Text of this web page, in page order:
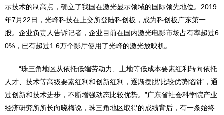
示技术的制高点，确立了我国在激光显示领域的国际领先地位。2019
年7月22日，光峰科技在上交所登陆科创板，成为科创板广东第一
股。企业负责人告诉记者，企业目前在国内激光电影市场占有率超过6
0%，已有超过1.6万个影厅使用了光峰的激光放映机。
“珠三角地区从依托低端劳动力、土地等低成本要素红利转向依托
人才、技术等高级要素红利和创新红利，逐渐摆脱‘比较优势陷阱’，通
过创新和技术进步，不断增强动态比较优势。”广东省社会科学院产业
经济研究所所长向晓梅说，珠三角地区取得的成绩背后，有一条始终